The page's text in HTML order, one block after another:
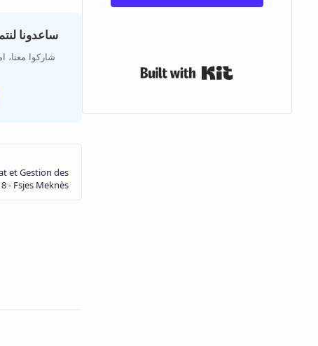
ساعدونا
شاركوا معنا،